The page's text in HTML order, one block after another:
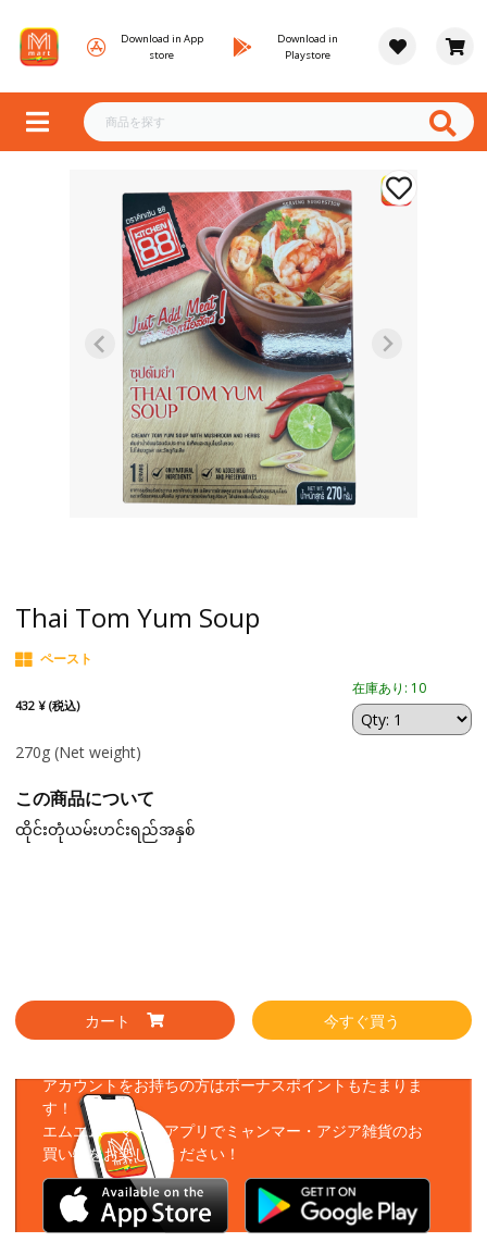
Download in App
store
Download in
Playstore
Thai Tom Yum Soup
ペースト
432 ¥ (税込)
在庫あり: 10
270g (Net weight)
この商品について
ထိုင်းတုံယမ်းဟင်းရည်အနှစ်
カート 今すぐ買う
アカウントをお持ちの方はボーナスポイントもたまりま
す！
エムエムーマートアプリでミャンマー・アジア雑貨のお
買い物をお楽しみください！